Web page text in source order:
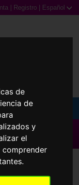
de
de
y
el
Registro Español
◀